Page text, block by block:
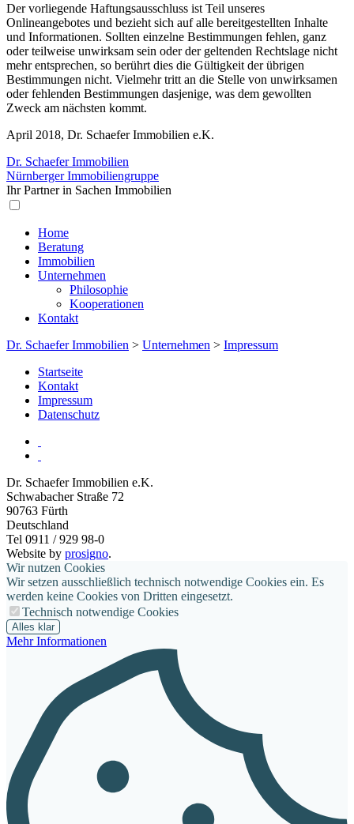
Der vorliegende Haftungsausschluss ist Teil unseres
Onlineangebotes und bezieht sich auf alle bereitgestellten Inhalte
und Informationen. Sollten einzelne Bestimmungen fehlen, ganz
oder teilweise unwirksam sein oder der geltenden Rechtslage nicht
mehr entsprechen, so berührt dies die Gültigkeit der übrigen
Bestimmungen nicht. Vielmehr tritt an die Stelle von unwirksamen
oder fehlenden Bestimmungen dasjenige, was dem gewollten
Zweck am nächsten kommt.
April 2018, Dr. Schaefer Immobilien e.K.
Dr. Schaefer Immobilien
Nürnberger Immobiliengruppe
Ihr Partner in Sachen Immobilien
Home
Beratung
Immobilien
Unternehmen
Philosophie
Kooperationen
Kontakt
Dr. Schaefer Immobilien > Unternehmen > Impressum
Startseite
Kontakt
Impressum
Datenschutz
Dr. Schaefer Immobilien e.K.
Schwabacher Straße 72
90763 Fürth
Deutschland
Tel 0911 / 929 98-0
Website by prosigno.
Wir nutzen Cookies
Wir setzen ausschließlich technisch notwendige Cookies ein. Es
werden keine Cookies von Dritten eingesetzt.
Technisch notwendige Cookies
Alles klar
Mehr Informationen